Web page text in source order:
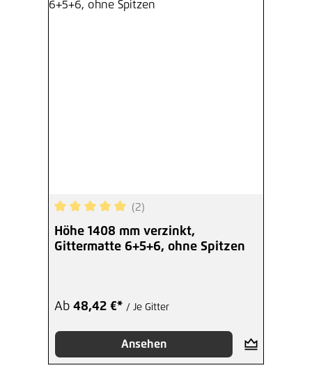
Durchschnittliche Bewertung von 5 von 5
(2)
Höhe 1408 mm verzinkt,
Gittermatte 6+5+6, ohne Spitzen
Ab 48,42 €* / Je Gitter
Ansehen